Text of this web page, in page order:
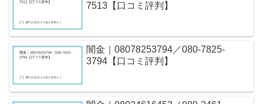
7513【口コミ評判】
闇金｜08078253794／080-7825-
3794【口コミ評判】